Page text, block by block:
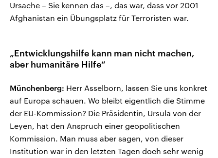
Ursache – Sie kennen das –, das war, dass vor 2001
Afghanistan ein Übungsplatz für Terroristen war.
„Entwicklungshilfe kann man nicht machen,
aber humanitäre Hilfe“
Münchenberg: Herr Asselborn, lassen Sie uns konkret
auf Europa schauen. Wo bleibt eigentlich die Stimme
der EU-Kommission? Die Präsidentin, Ursula von der
Leyen, hat den Anspruch einer geopolitischen
Kommission. Man muss aber sagen, von dieser
Institution war in den letzten Tagen doch sehr wenig